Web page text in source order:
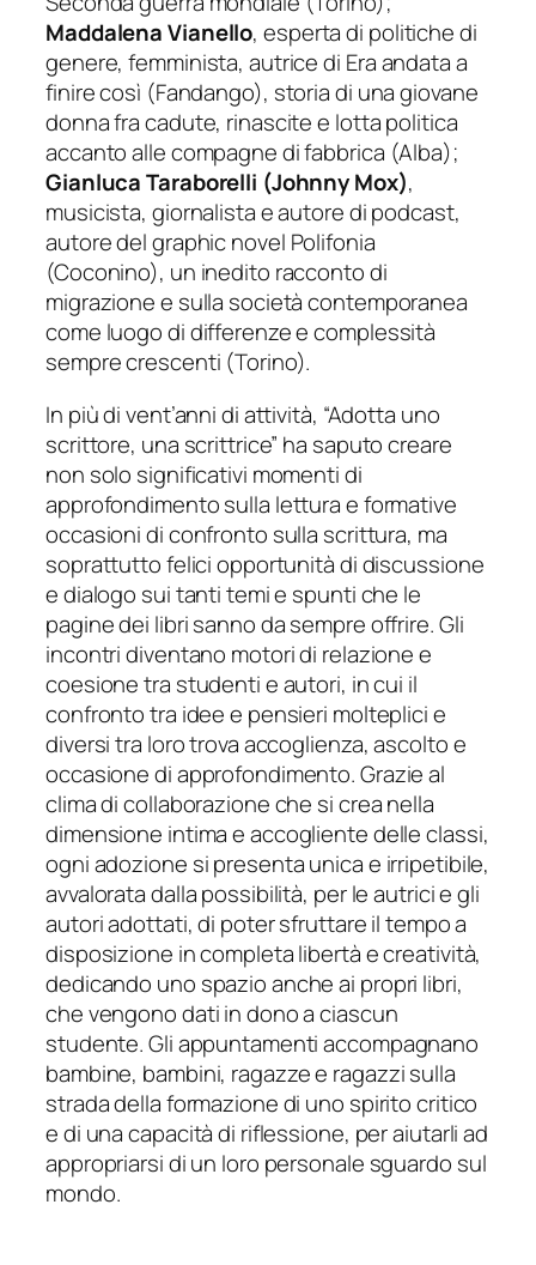
Maddalena Vianello, esperta di politiche di
genere, femminista, autrice di Era andata a
finire così (Fandango), storia di una giovane
donna fra cadute, rinascite e lotta politica
accanto alle compagne di fabbrica (Alba);
Gianluca Taraborelli (Johnny Mox),
musicista, giornalista e autore di podcast,
autore del graphic novel Polifonia
(Coconino), un inedito racconto di
migrazione e sulla società contemporanea
come luogo di differenze e complessità
sempre crescenti (Torino).
In più di vent’anni di attività, “Adotta uno
scrittore, una scrittrice” ha saputo creare
non solo significativi momenti di
approfondimento sulla lettura e formative
occasioni di confronto sulla scrittura, ma
soprattutto felici opportunità di discussione
e dialogo sui tanti temi e spunti che le
pagine dei libri sanno da sempre offrire. Gli
incontri diventano motori di relazione e
coesione tra studenti e autori, in cui il
confronto tra idee e pensieri molteplici e
diversi tra loro trova accoglienza, ascolto e
occasione di approfondimento. Grazie al
clima di collaborazione che si crea nella
dimensione intima e accogliente delle classi,
ogni adozione si presenta unica e irripetibile,
avvalorata dalla possibilità, per le autrici e gli
autori adottati, di poter sfruttare il tempo a
disposizione in completa libertà e creatività,
dedicando uno spazio anche ai propri libri,
che vengono dati in dono a ciascun
studente. Gli appuntamenti accompagnano
bambine, bambini, ragazze e ragazzi sulla
strada della formazione di uno spirito critico
e di una capacità di riflessione, per aiutarli ad
appropriarsi di un loro personale sguardo sul
mondo.